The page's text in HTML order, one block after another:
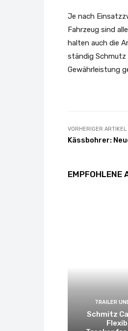
Je nach
Fahrzeug sind
halten auch die
ständig Schmutz
Gewährleistung
VORHERIGER ARTIKEL
Kässbohrer:
EMPFOHLENE
TRAILER
Schmitz